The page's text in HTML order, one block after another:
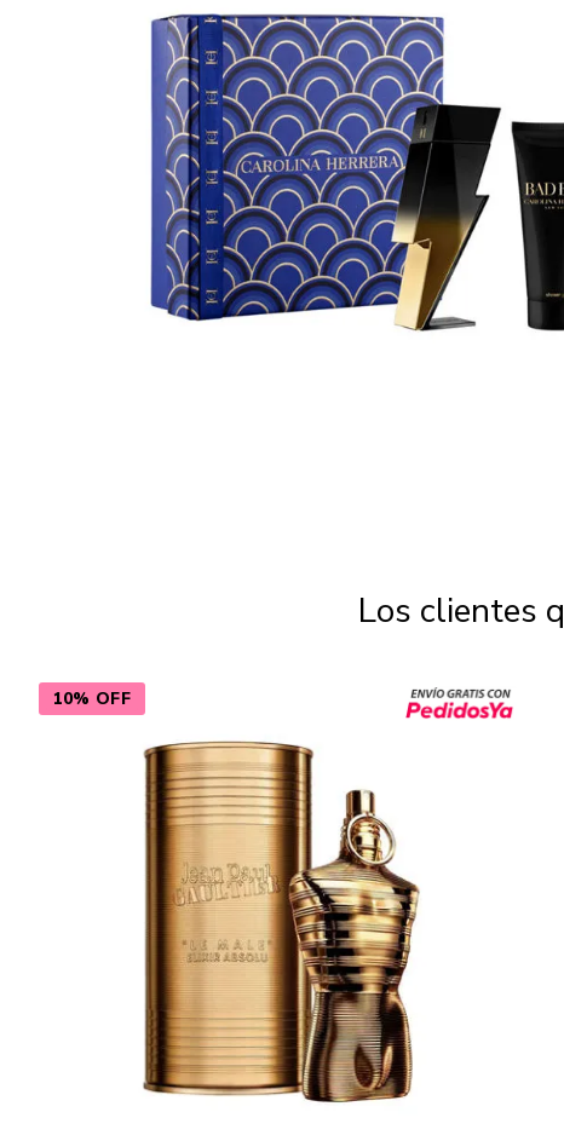
Cuidado
Cuidado de la
Higiene
Higiene Bucal
Cuidado Capilar
Los clientes
10% OFF